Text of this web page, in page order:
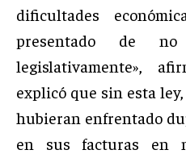
dificultades
presentado de
legislativamente»,
explicó que sin esta
hubieran enfrentado
en sus facturas en